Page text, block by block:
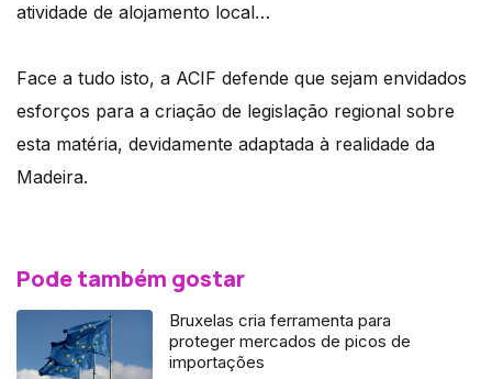
atividade de alojamento local…
Face a tudo isto, a ACIF defende que sejam envidados
esforços para a criação de legislação regional sobre
esta matéria, devidamente adaptada à realidade da
Madeira.
Pode também gostar
Bruxelas cria ferramenta para
proteger mercados de picos de
importações